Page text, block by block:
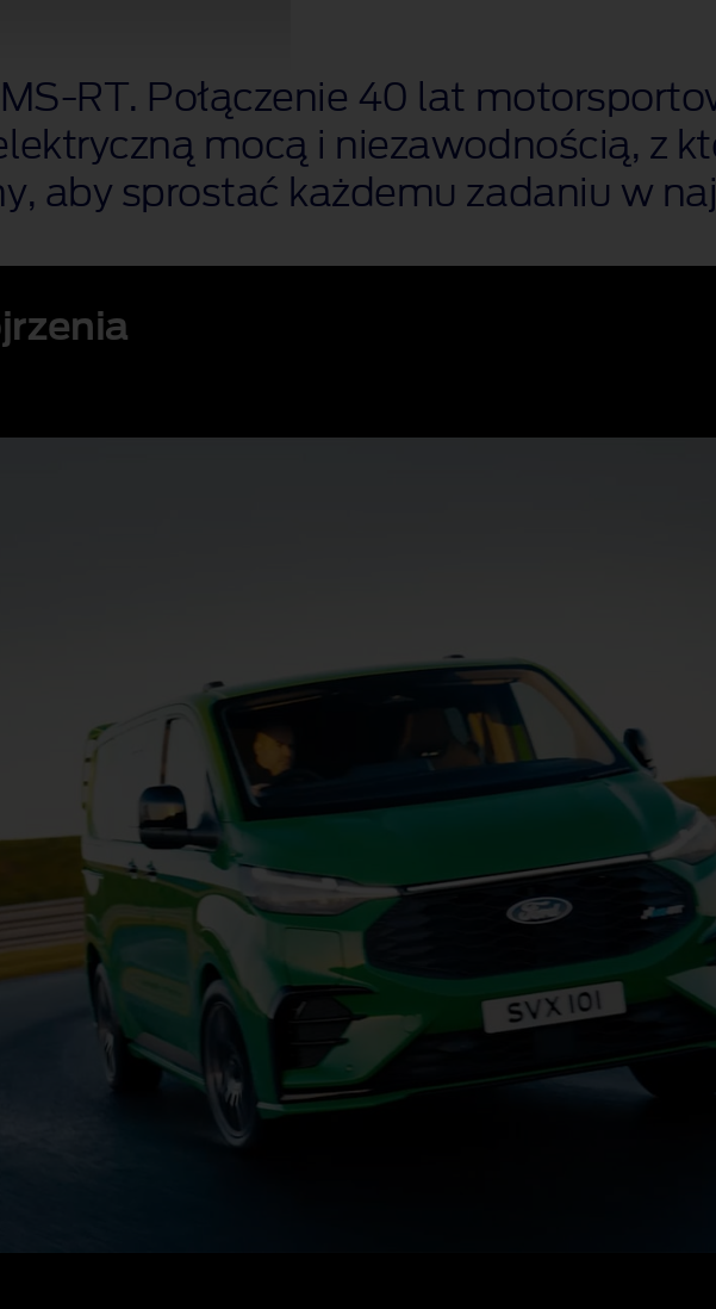
Połączenie 40 lat
mocą i niezawodnością, z
aby sprostać każdemu zadaniu w